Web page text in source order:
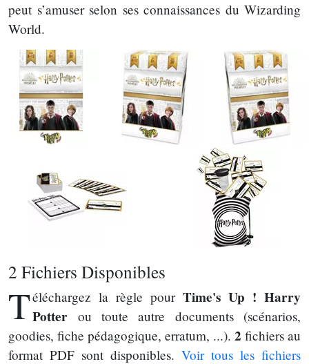
peut s’amuser selon ses connaissances du Wizarding
World.
2 Fichiers Disponibles
Téléchargez la règle pourTime's Up ! Harry
Potter ou toute autre documents (scénarios,
goodies, fiche pédagogique, erratum, ...). 2 fichiers au
format PDF sont disponibles. Voir tous les fichiers